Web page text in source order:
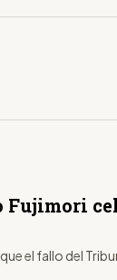
Fujimori
el fallo del